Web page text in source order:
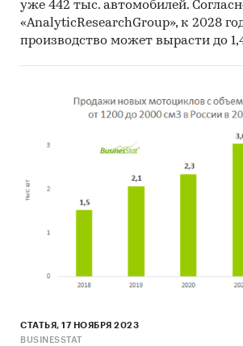
уже 442 тыс. автомобилей.
«AnalyticResearchGroup», к 2028
производство может вырасти до
СТАТЬЯ, 17 НОЯБРЯ 2023
BUSINESSTAT